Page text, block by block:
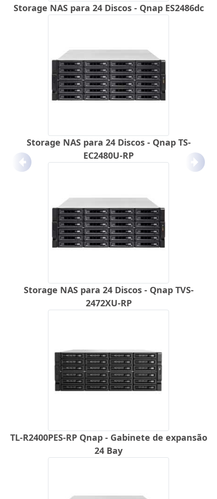
Storage NAS para 24 Discos - Qnap ES2486dc
Storage NAS para 24 Discos - Qnap TS-
EC2480U-RP
Storage NAS para 24 Discos - Qnap TVS-
2472XU-RP
TL-R2400PES-RP Qnap - Gabinete de expansão
24 Bay
Anterior